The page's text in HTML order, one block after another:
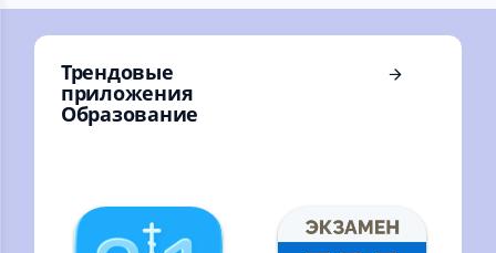
режиме реального
времени
Трендовые
приложения
Образование